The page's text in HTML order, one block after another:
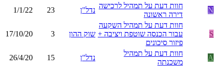
N
חוות דעת על תמהיל לרכישה
דירה ראשונה
נדל"ן 23
1/1/22
S
חוות דעת על תמהיל השקעה
עבור הכנסה שוטפת ויציבה +
פיזור סיכונים
שוק ההון 3
17/10/20
A
חוות דעת על תמהיל
משכנתה
נדל"ן 15
26/4/20